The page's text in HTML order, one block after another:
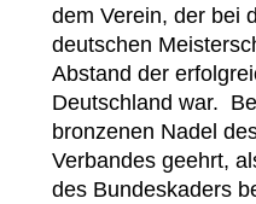
dem Verein, der bei
deutschen
Abstand der
Deutschland war.
bronzenen Nadel
Verbandes geehrt,
des Bundeskaders